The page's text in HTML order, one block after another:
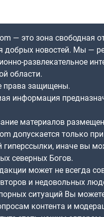
— это зона свободная
добрых новостей. Мы —
развлекательное
области.
права защищены.
информация
материалов
допускается только
гиперссылки, иначе вы
северных Богов.
может не всегда
и недовольных
ситуаций Вы
контента и